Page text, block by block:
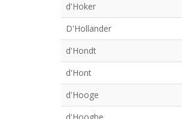
d'Hoker
D'Hollander
d'Hondt
d'Hont
d'Hooge